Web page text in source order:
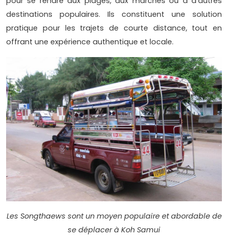
destinations populaires. Ils constituent une solution
pratique pour les trajets de courte distance, tout en
offrant une expérience authentique et locale.
Les Songthaews sont un moyen populaire et abordable de
se déplacer à Koh Samui